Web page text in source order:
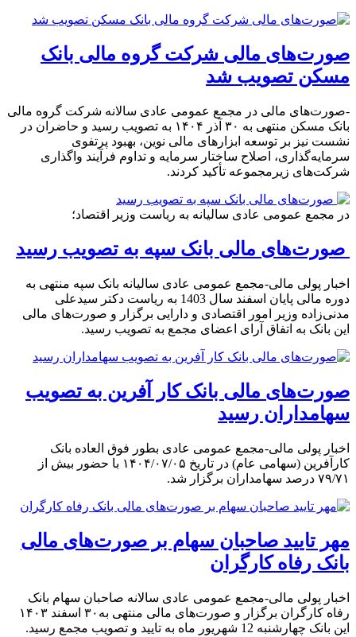
صورت‌های مالی شرکت گروه مالی بانک
مسکن تصویب شد
-صورت‌های مالی در مجمع عمومی عادی سالانه شرکت گروه مالی
بانک مسکن منتهی به ۳۰ آذر ۱۴۰۴ به تصویب رسید و حاضران در
نشست نیز بر توسعه ابزارهای مالی نوین، بهبود پرتفوی
سرمایه‌گذاری، اصلاح ساختار سرمایه و تداوم فرآیند واگذاری
شرکت‌های زیرمجموعه تأکید کردند.
در مجمع عمومی عادی سالیانه به ریاست وزیر اقتصاد؛
صورت‌های مالی بانک سپه به تصویب رسید
اخبار پولی مالی-مجمع عمومی عادی سالیانه بانک سپه منتهی به
دوره مالی پایان اسفند سال 1403 به ریاست دکتر سید‌علی
مدنی‌زاده وزیر امور اقتصادی و دارایی برگزار و صورت‌های مالی
این بانک به اتفاق آرای اعضای مجمع به تصویب رسید.
صورت‌های مالی بانک کار آفرین به تصویب
سهامداران رسید
اخبار پولی مالی-مجمع عمومی عادی بطور فوق العاده بانک
کارآفرین (سهامی عام) در تاریخ ۱۴۰۴/۰۷/۰۵ با حضور بیش از
۷۹/۷۱ درصد سهامداران برگزار شد.
مهر تایید صاحبان سهام بر صورت‌های مالی
بانک رفاه کارگران
اخبار پولی مالی-مجمع عمومی عادی سالانه صاحبان سهام بانک
رفاه کارگران برگزار و صورت‌های مالی منتهی به۳۰ اسفند ۱۴۰۳
این بانک چهارشنبه 12 شهریور ماه به تایید و تصویب مجمع رسید.